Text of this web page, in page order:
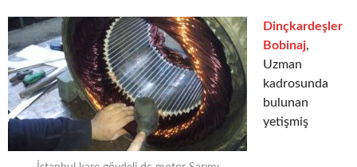
Dinçkardeşler
Bobinaj,
Uzman
kadrosunda
bulunan
yetişmiş